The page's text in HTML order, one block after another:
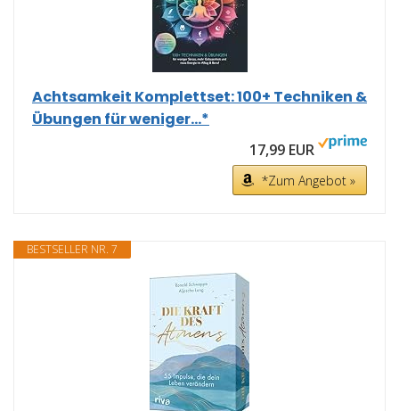
Achtsamkeit Komplettset: 100+ Techniken &
Übungen für weniger...*
17,99 EUR
*Zum Angebot »
BESTSELLER NR. 7